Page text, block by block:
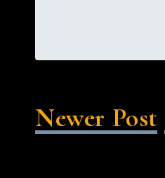
Newer Post